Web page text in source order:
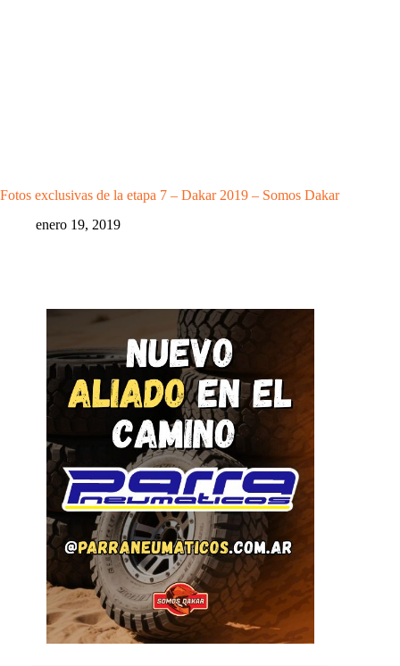
Fotos exclusivas de la etapa 7 – Dakar 2019 – Somos Dakar
enero 19, 2019